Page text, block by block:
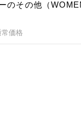
その他（
常価格